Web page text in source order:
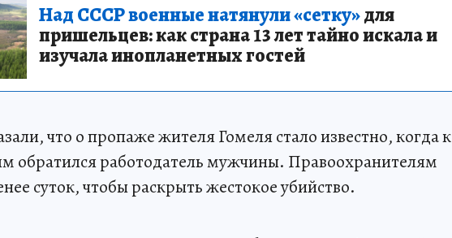
Над СССР военные натянули «сетку»для
пришельцев: как страна 13 лет тайно искала и
изучала инопланетных гостей
что о пропаже жителя Гомеля стало известно, когда к
обратился работодатель мужчины. Правоохранителям
суток, чтобы раскрыть жестокое убийство.